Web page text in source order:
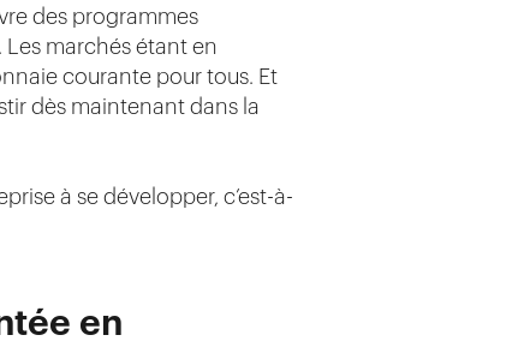
des programmes
Les marchés étant en
courante pour tous. Et
dès maintenant dans la
à se développer, c’est-à-
en